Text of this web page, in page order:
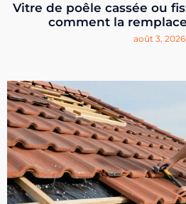
Vitre de poêle cassée ou
comment la
août 3, 2026